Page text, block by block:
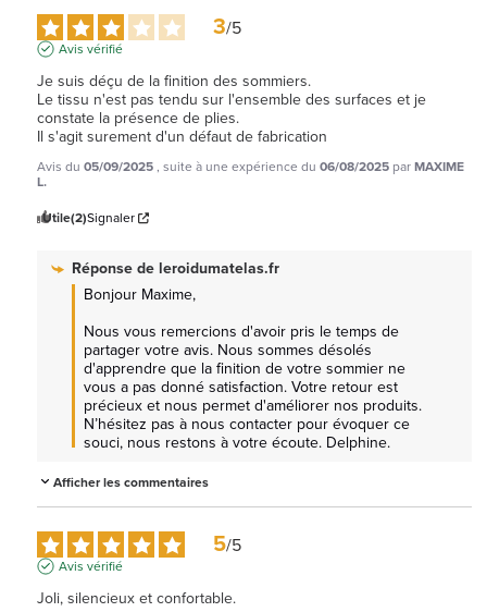
3/5
Avis vérifié
Je suis déçu de la finition des sommiers.
Le tissu n'est pas tendu sur l'ensemble des surfaces et je
constate la présence de plies.
Il s'agit surement d'un défaut de fabrication
Avis du 05/09/2025, suite à une expérience du 06/08/2025 parMAXIME
L.
Utile(2)Signaler
Réponse deleroidumatelas.fr
Bonjour Maxime,
Nous vous remercions d'avoir pris le temps de
partager votre avis. Nous sommes désolés
d'apprendre que la finition de votre sommier ne
vous a pas donné satisfaction. Votre retour est
précieux et nous permet d'améliorer nos produits.
N’hésitez pas à nous contacter pour évoquer ce
souci, nous restons à votre écoute. Delphine.
Afficher les commentaires
5/5
Avis vérifié
Joli, silencieux et confortable.